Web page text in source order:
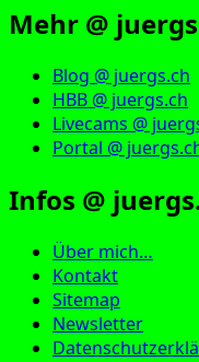
Mehr @
Blog @ juergs.ch
HBB @ juergs.ch
Livecams @
Portal @
Infos @
Über mich…
Kontakt
Sitemap
Newsletter